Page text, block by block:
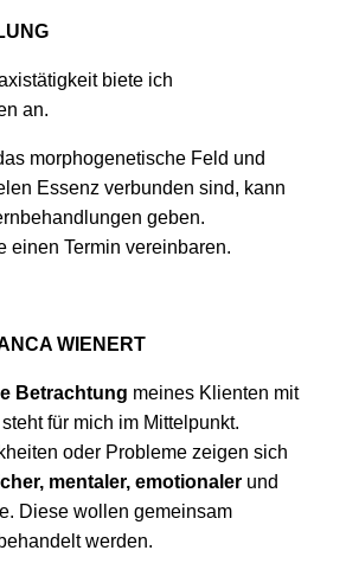
biete ich
an.
morphogenetische Feld und
Essenz verbunden sind, kann
geben.
einen Termin vereinbaren.
WIENERT
Betrachtung meines Klienten mit
für mich im Mittelpunkt.
oder Probleme zeigen sich
mentaler, emotionaler und
Diese wollen gemeinsam
werden.